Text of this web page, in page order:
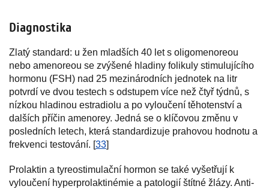
Diagnostika
Zlatý standard: u žen mladších 40 let s oligomenoreou
nebo amenoreou se zvýšené hladiny folikuly stimulujícího
hormonu (FSH) nad 25 mezinárodních jednotek na litr
potvrdí ve dvou testech s odstupem více než čtyř týdnů, s
nízkou hladinou estradiolu a po vyloučení těhotenství a
dalších příčin amenorey. Jedná se o klíčovou změnu v
posledních letech, která standardizuje prahovou hodnotu a
frekvenci testování. [33]
Prolaktin a tyreostimulační hormon se také vyšetřují k
vyloučení hyperprolaktinémie a patologií štítné žlázy. Anti-